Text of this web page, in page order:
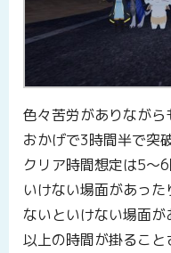
色々苦労がありなが
おかげで3時間半で突
クリア時間想定は5～
いけない場面があっ
ないといけない場面
以上の時間が掛るこ